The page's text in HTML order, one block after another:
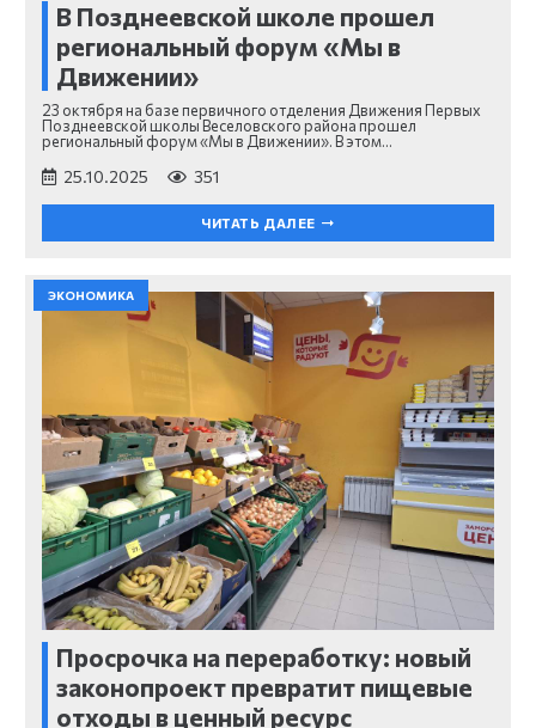
В Позднеевской школе прошел
региональный форум «Мы в
Движении»
23 октября на базе первичного отделения Движения Первых
Позднеевской школы Веселовского района прошел
региональный форум «Мы в Движении». В этом…
25.10.2025 351
ЧИТАТЬ ДАЛЕЕ
ЭКОНОМИКА
Просрочка на переработку: новый
законопроект превратит пищевые
отходы в ценный ресурс